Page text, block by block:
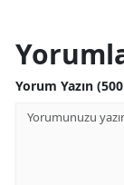
Yorum Yazın